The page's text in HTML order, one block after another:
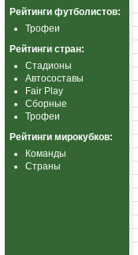
Рейтинги футболистов:
Трофеи
Рейтинги стран:
Стадионы
Автосоставы
Fair Play
Сборные
Трофеи
Рейтинги мирокубков:
Команды
Страны